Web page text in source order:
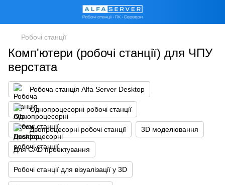
Робочі станції
Комп'ютери (робочі станції) для ЧПУ
верстата
Робоча станція Alfa Server Desktop
Однопроцесорні робочі станції
Двопроцесорні робочі станції 3D моделювання
Для CAD проектування
Робочі станції для візуалізації у 3D